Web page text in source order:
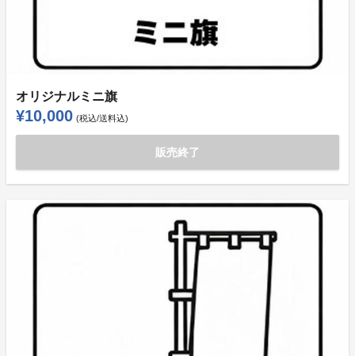
オリジナルミニ旗
¥10,000 (税込/送料込)
販売終了